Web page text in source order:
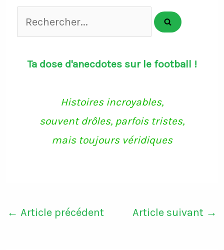
Rechercher...
Ta dose d'anecdotes sur le football !
Histoires incroyables,
souvent drôles, parfois tristes,
mais toujours véridiques
← Article précédent Article suivant →